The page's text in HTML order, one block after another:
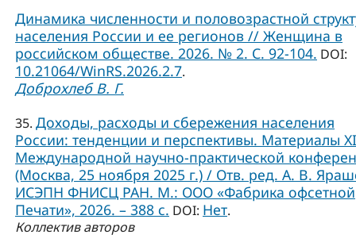
Динамика численности и половозрастной
населения России и ее регионов // Женщина в
российском обществе. 2026. № 2. С. 92-104. DOI:
10.21064/WinRS.2026.2.7.
Доброхлеб В. Г.
35. Доходы, расходы и сбережения населения
России: тенденции и перспективы. Материалы XI
Международной научно-практической
(Москва, 25 ноября 2025 г.) / Отв. ред. А. В.
ИСЭПН ФНИСЦ РАН. М.: ООО «Фабрика офсетной
Печати», 2026. – 388 с. DOI: Нет.
Коллектив авторов